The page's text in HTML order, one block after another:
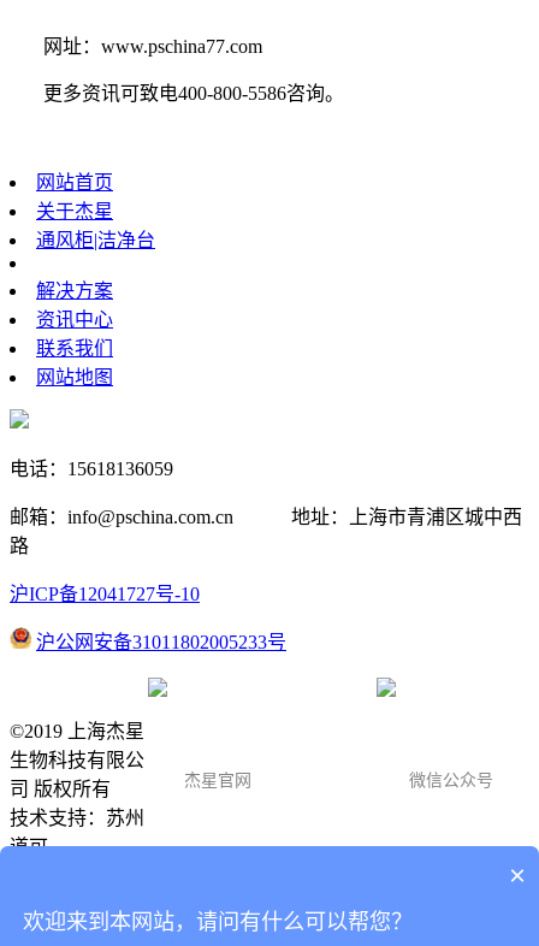
网址： www.pschina77.com
更多资讯可致电400-800-5586咨询。
网站首页
关于杰星
通风柜|洁净台
解决方案
资讯中心
联系我们
网站地图
电话：15618136059
邮箱：info@pschina.com.cn 地址：上海市青浦区城中西
路
沪ICP备12041727号-10
沪公网安备31011802005233号
杰星官网 微信公众号
©2019 上海杰星
生物科技有限公
司 版权所有
技术支持： 苏州
道可
15618136059
×
欢迎来到本网站，请问有什么可以帮您？